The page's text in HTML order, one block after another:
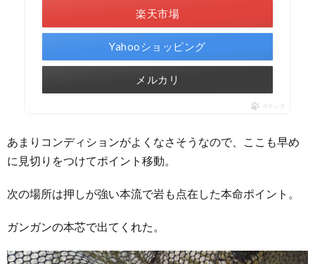
楽天市場
Yahooショッピング
メルカリ
ポチップ
あまりコンディションがよくなさそうなので、ここも早め
に見切りをつけてポイント移動。
次の場所は押しが強い本流で岩も点在した本命ポイント。
ガンガンの本芯で出てくれた。